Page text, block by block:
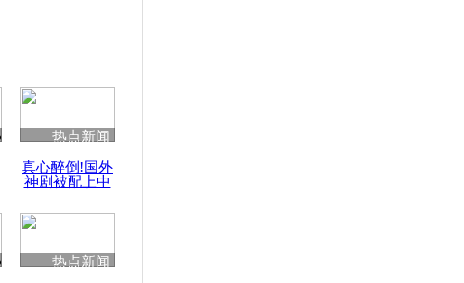
热点新闻
真心醉倒!国外
神剧被配上中
热点新闻